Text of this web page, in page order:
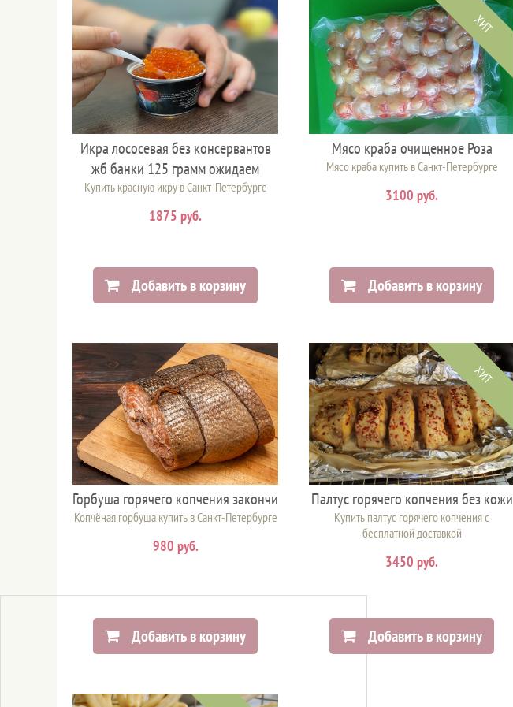
Икра лососевая без консервантов
жб банки 125 грамм ожидаем
Купить красную икру в Санкт-Петербурге
1875 руб.
Добавить в корзину
ХИТ
Мясо краба очищенное Роза
Мясо краба купить в Санкт-Петербурге
3100 руб.
Добавить в корзину
Горбуша горячего копчения закончи
Копчёная горбуша купить в Санкт-Петербурге
980 руб.
Добавить в корзину
ХИТ
Палтус горячего копчения без кожи
Купить палтус горячего копчения с
бесплатной доставкой
3450 руб.
Добавить в корзину